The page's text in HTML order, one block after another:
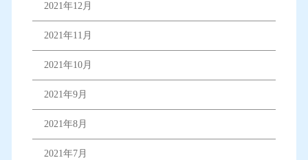
2021年12月
2021年11月
2021年10月
2021年9月
2021年8月
2021年7月